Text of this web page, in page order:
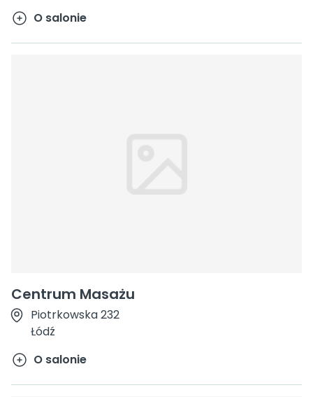
O salonie
Centrum Masażu
Piotrkowska 232
Łódź
O salonie